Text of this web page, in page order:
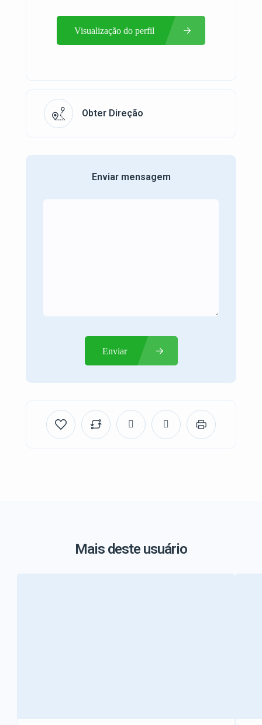
Visualização do perfil
Obter Direção
Enviar mensagem
Enviar
Mais deste usuário